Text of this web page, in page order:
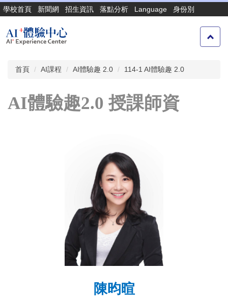
跳
到
主
要
學校首頁 新聞網 招生資訊 落點分析 Language 身份別
首頁 AI課程 AI體驗趣 2.0 114-1 AI體驗趣 2.0
AI體驗趣2.0 授課師資
陳昀暄